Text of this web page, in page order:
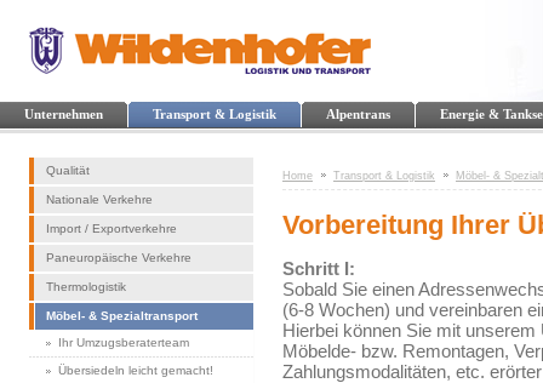
Unternehmen Transport & Logistik Alpentrans Energie &
Qualität
Nationale Verkehre
Import / Exportverkehre
Paneuropäische Verkehre
Thermologistik
Möbel- & Spezialtransport
Ihr Umzugsberaterteam
Übersiedeln leicht gemacht!
Home Transport & Logistik Möbel- &
Vorbereitung Ihrer
Schritt I:
Sobald Sie einen
(6-8 Wochen) und vereinbaren
Hierbei können Sie mit
Möbelde- bzw. Remontagen,
Zahlungsmodalitäten, etc.